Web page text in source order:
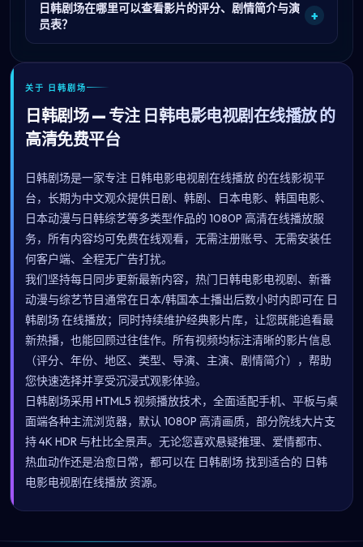
日韩剧场在哪里可以查看影片的评分、剧情简介与演
员表？
+
关于 日韩剧场
日韩剧场 — 专注 日韩电影电视剧在线播放 的
高清免费平台
日韩剧场是一家专注 日韩电影电视剧在线播放 的在线影视平
台，长期为中文观众提供日剧、韩剧、日本电影、韩国电影、
日本动漫与日韩综艺等多类型作品的 1080P 高清在线播放服
务，所有内容均可免费在线观看，无需注册账号、无需安装任
何客户端、全程无广告打扰。
我们坚持每日同步更新最新内容，热门日韩电影电视剧、新番
动漫与综艺节目通常在日本/韩国本土播出后数小时内即可在 日
韩剧场 在线播放；同时持续维护经典影片库，让您既能追看最
新热播，也能回顾过往佳作。所有视频均标注清晰的影片信息
（评分、年份、地区、类型、导演、主演、剧情简介），帮助
您快速选择并享受沉浸式观影体验。
日韩剧场采用 HTML5 视频播放技术，全面适配手机、平板与桌
面端各种主流浏览器，默认 1080P 高清画质，部分院线大片支
持 4K HDR 与杜比全景声。无论您喜欢悬疑推理、爱情都市、
热血动作还是治愈日常，都可以在 日韩剧场 找到适合的 日韩
电影电视剧在线播放 资源。